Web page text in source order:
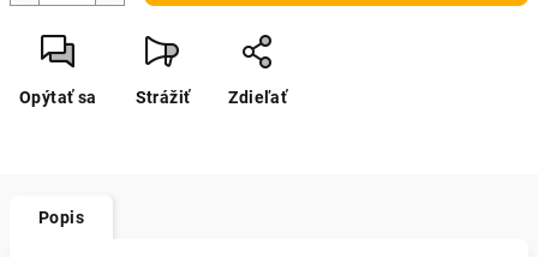
Opýtať sa Strážiť Zdieľať
Popis